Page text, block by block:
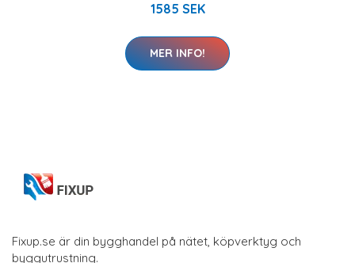
1585 SEK
MER INFO!
Fixup.se är din bygghandel på nätet, köpverktyg och
byggutrustning.